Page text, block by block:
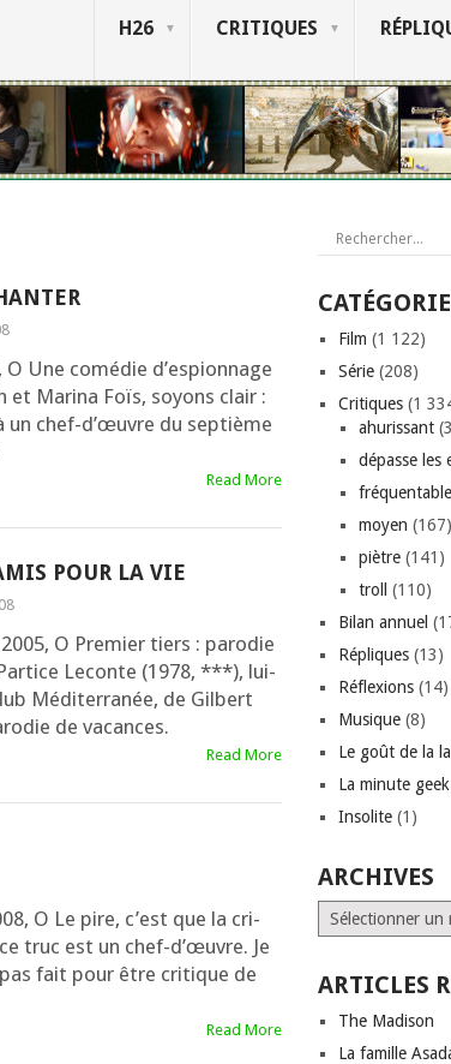
H26 CRITIQUES
O Une comé­die d’es­pion­nage
et Marina Foïs, soyons clair :
un chef-d’œuvre du sep­tième
Read More
POUR LA VIE
O Premier tiers : paro­die
Leconte (1978, ***), lui-
Méditerranée, de Gilbert
de vacances.
Read More
O Le pire, c’est que la cri­
truc est un chef-d’œuvre. Je
fait pour être cri­tique de
Read More
Film (1 122)
Série (208)
Critiques (1
ahurissant
dépasse les
fréquentable
moyen (167)
piètre (141)
troll
(110)
Bilan annuel
Répliques (13)
Réflexions (14)
Musique (8)
Le goût de la
La minute geek
Insolite (1)
ARCHIVES
Archives
ARTICLES
The Madison
La famille